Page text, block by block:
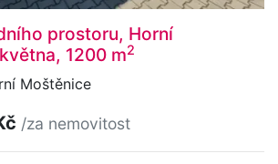
prostoru, Horní
1200 m2
Moštěnice
/za nemovitost